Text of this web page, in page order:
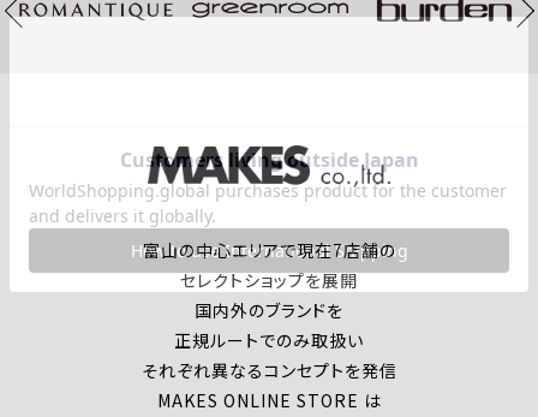
富山の中心エリアで現在7店舗の
セレクトショップを展開
国内外のブランドを
正規ルートでのみ取扱い
それぞれ異なるコンセプトを発信
MAKES ONLINE STORE は